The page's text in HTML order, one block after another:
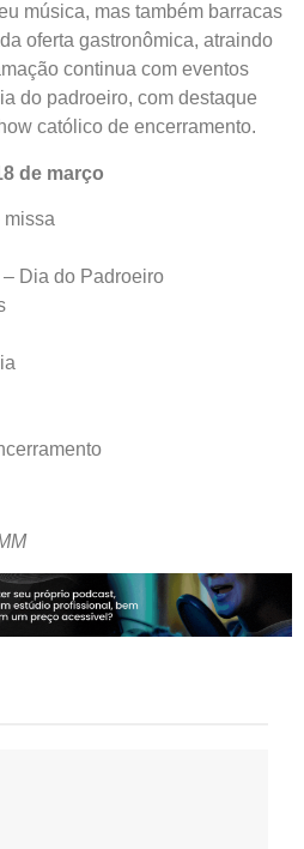
música, mas também barracas
oferta gastronômica, atraindo
continua com eventos
do padroeiro, com destaque
católico de encerramento.
de março
missa
Dia do Padroeiro